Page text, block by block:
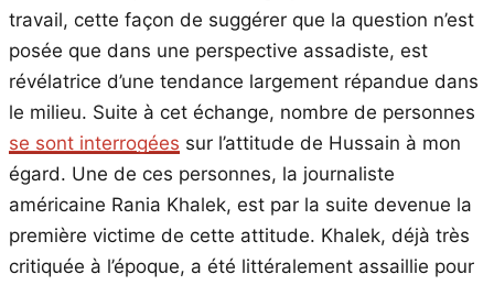
travail, cette façon de suggérer que la question n’est
posée que dans une perspective assadiste, est
révélatrice d’une tendance largement répandue dans
le milieu. Suite à cet échange, nombre de personnes
se sont interrogées sur l’attitude de Hussain à mon
égard. Une de ces personnes, la journaliste
américaine Rania Khalek, est par la suite devenue la
première victime de cette attitude. Khalek, déjà très
critiquée à l’époque, a été littéralement assaillie pour